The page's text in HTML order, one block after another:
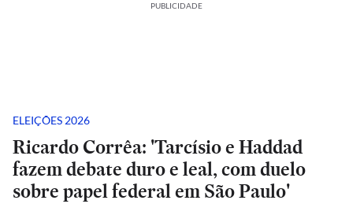
PUBLICIDADE
ELEIÇÕES 2026
Ricardo Corrêa: 'Tarcísio e Haddad
fazem debate duro e leal, com duelo
sobre papel federal em São Paulo'